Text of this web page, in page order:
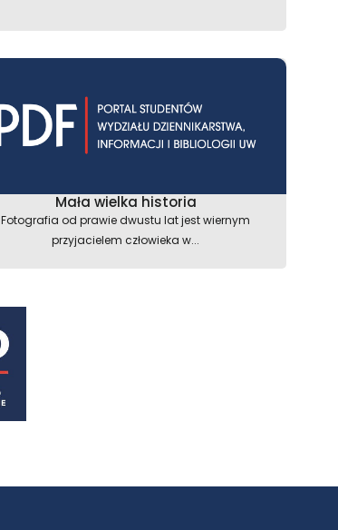
Mała wielka historia
Fotografia od prawie dwustu lat jest wiernym
przyjacielem człowieka w...